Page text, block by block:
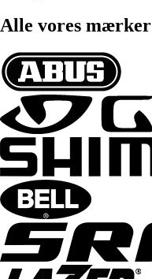
Alle vores mærker